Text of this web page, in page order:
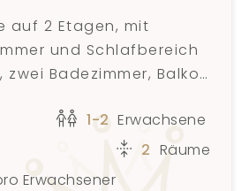
auf 2 Etagen, mit
und Schlafbereich
Badezimmer, Balkon
3-5 Personen.
1-2 Erwachsene
2 Räume
Erwachsener